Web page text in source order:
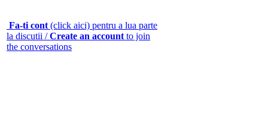
Fa-ti cont (click aici) pentru a lua parte
la discutii /Create an account to join
the conversations